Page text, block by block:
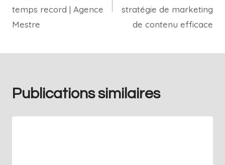
temps record | Agence
Mestre
stratégie de marketing
de contenu efficace
Publications similaires